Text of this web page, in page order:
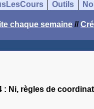
Outils
chaque semaine //
: Ni, règles de